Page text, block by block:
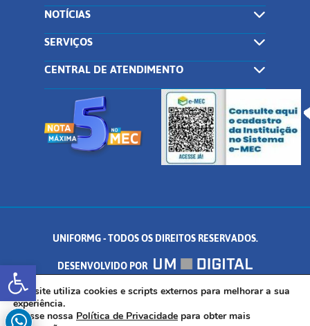
Abrir a barra de ferramentas
NOTÍCIAS
SERVIÇOS
CENTRAL DE ATENDIMENTO
UNIFORMG - TODOS OS DIREITOS RESERVADOS.
DESENVOLVIDO POR
AV. DR. ARNALDO DE SENNA, 328 - PALMEIRAS, FORMIGA/MG - CEP:
35.574.530
Este site utiliza cookies e scripts externos para melhorar a sua
experiência.
Acesse nossa Política de Privacidade para obter mais